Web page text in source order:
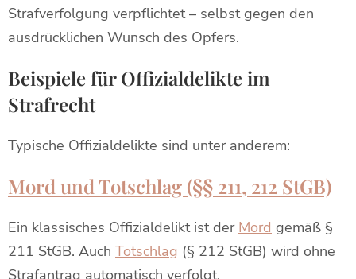
Strafverfolgung verpflichtet – selbst gegen den
ausdrücklichen Wunsch des Opfers.
Beispiele für Offizialdelikte im
Strafrecht
Typische Offizialdelikte sind unter anderem:
Mord und Totschlag (§§ 211, 212 StGB)
Ein klassisches Offizialdelikt ist der Mord gemäß §
211 StGB. Auch Totschlag (§ 212 StGB) wird ohne
Strafantrag automatisch verfolgt.